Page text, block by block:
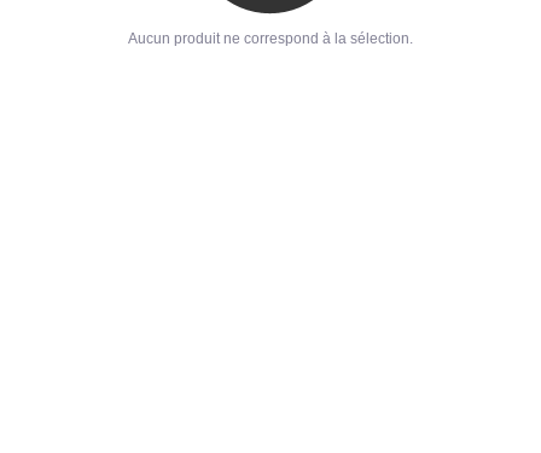
Aucun produit ne correspond à la sélection.